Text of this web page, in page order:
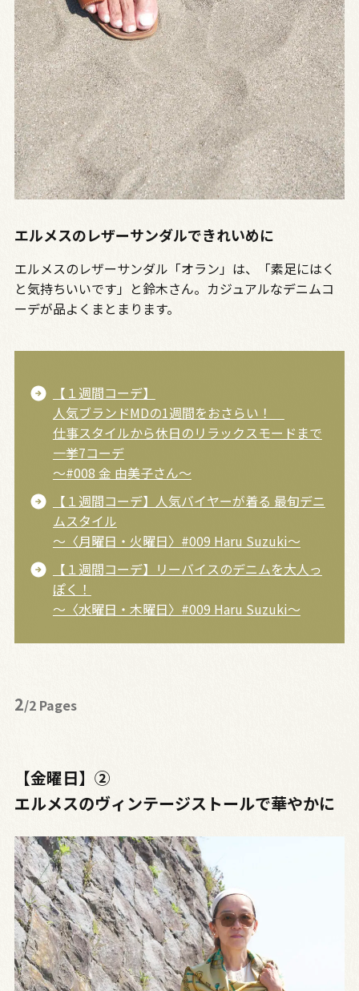
エルメスのレザーサンダルできれいめに
エルメスのレザーサンダル「オラン」は、「素足にはく
と気持ちいいです」と鈴木さん。カジュアルなデニムコ
ーデが品よくまとまります。
【１週間コーデ】
人気ブランドMDの1週間をおさらい！
仕事スタイルから休日のリラックスモードまで
一挙7コーデ
～#008 金 由美子さん～
【１週間コーデ】人気バイヤーが着る 最旬デニ
ムスタイル
～〈月曜日・火曜日〉#009 Haru Suzuki～
【１週間コーデ】リーバイスのデニムを大人っ
ぽく！
～〈水曜日・木曜日〉#009 Haru Suzuki～
2/2 Pages
【金曜日】②
エルメスのヴィンテージストールで華やかに